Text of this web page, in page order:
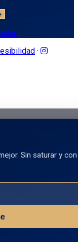
·
Sin saturar y con